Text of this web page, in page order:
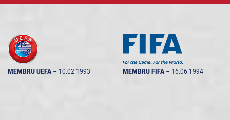
MEMBRU UEFA -- 10.02.1993 MEMBRU FIFA -- 16.06.1994